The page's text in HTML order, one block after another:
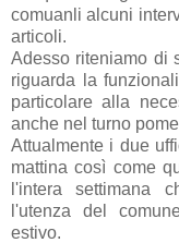
comuanli alcuni
articoli.
Adesso riteniamo di
riguarda la
particolare alla
anche nel turno
Attualmente i due
mattina così come
l'intera settimana
l'utenza del
estivo.